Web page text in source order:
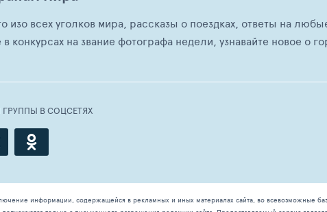
изо всех уголков мира, рассказы о поездках, ответы на
конкурсах на звание фотографа недели, узнавайте новое о
В СОЦСЕТЯХ
информации, содержащейся в рекламных и иных материалах сайта, во всевозможные